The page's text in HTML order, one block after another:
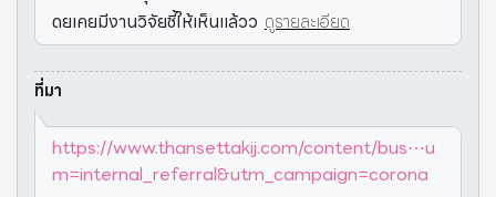
ดยเคยมีงานวิจัยชี้ให้เห็นแล้วว ดูรายละเอียด
ที่มา
https://www.thansettakij.com/content/bus⋯u
m=internal_referral&utm_campaign=corona